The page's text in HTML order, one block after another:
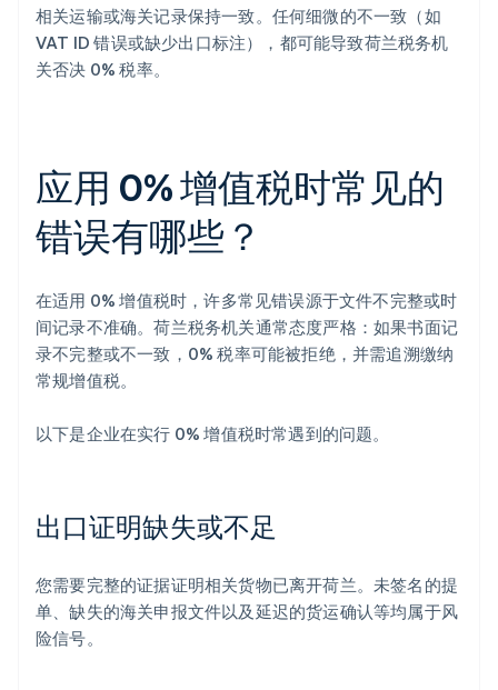
相关运输或海关记录保持一致。任何细微的不一致（如
VAT ID 错误或缺少出口标注），都可能导致荷兰税务机
关否决 0% 税率。
应用 0% 增值税时常见的
错误有哪些？
在适用 0% 增值税时，许多常见错误源于文件不完整或时
间记录不准确。荷兰税务机关通常态度严格：如果书面记
录不完整或不一致，0% 税率可能被拒绝，并需追溯缴纳
常规增值税。
以下是企业在实行 0% 增值税时常遇到的问题。
出口证明缺失或不足
您需要完整的证据证明相关货物已离开荷兰。未签名的提
单、缺失的海关申报文件以及延迟的货运确认等均属于风
险信号。